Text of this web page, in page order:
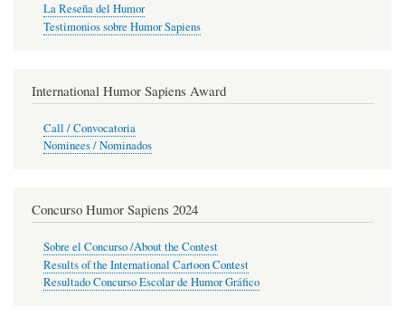
La Reseña del Humor
Testimonios sobre Humor Sapiens
International Humor Sapiens Award
Call / Convocatoria
Nominees / Nominados
Concurso Humor Sapiens 2024
Sobre el Concurso /About the Contest
Results of the International Cartoon Contest
Resultado Concurso Escolar de Humor Gráfico